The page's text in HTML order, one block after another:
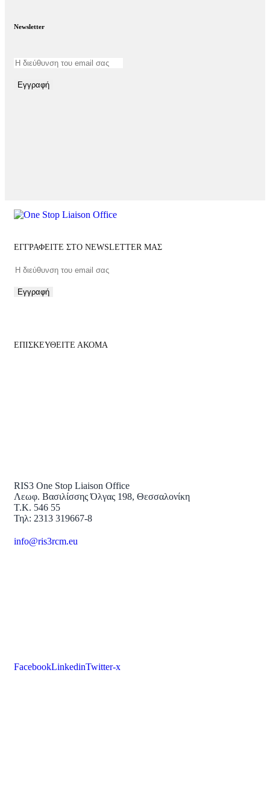
Newsletter
Εγγραφή
ΕΓΓΡΑΦΕΙΤΕ ΣΤΟ NEWSLETTER ΜΑΣ
Εγγραφή
ΕΠΙΣΚΕΥΘΕΙΤΕ ΑΚΟΜΑ
RIS3 One Stop Liaison Office
Λεωφ. Βασιλίσσης Όλγας 198, Θεσσαλονίκη
Τ.Κ. 546 55
Τηλ: 2313 319667-8
info@ris3rcm.eu
FacebookLinkedinTwitter-x